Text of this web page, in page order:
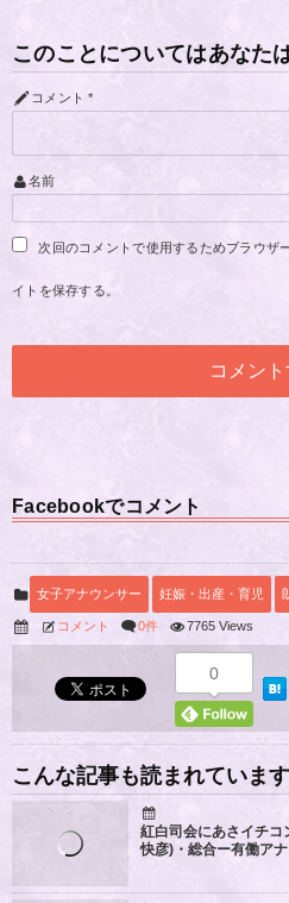
このことについてはあなた
コメント *
名前
次回のコメントで使用するためブラウザ
イトを保存する。
Facebookでコメント
女子アナウンサー 妊娠・出産・育児
コメント 0件 7765 Views
0
こんな記事も読まれています
紅白司会にあさイチコ
快彦)・総合ー有働ア